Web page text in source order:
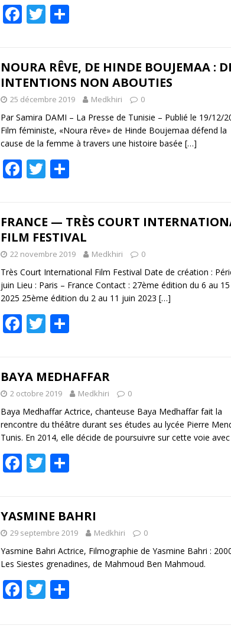
F
b
o
o
k
T
er g
er
NOURA RÊVE, DE HINDE BOUJEMAA :
INTENTIONS NON ABOUTIES
25 décembre 2019 Medkhiri 0
Par Samira DAMI – La Presse de Tunisie – Publié le 19/12/
Film féministe, «Noura rêve» de Hinde Boujemaa défend la
cause de la femme à travers une histoire basée […]
F
b
o
o
k
T
er g
er
FRANCE — TRÈS COURT
FILM FESTIVAL
22 novembre 2019 Medkhiri 0
Très Court International Film Festival Date de création :
juin Lieu : Paris – France Contact : 27ème édition du 6 au
2025 25ème édition du 2 au 11 juin 2023 […]
F
b
o
o
k
T
er g
er
BAYA MEDHAFFAR
2 octobre 2019 Medkhiri 0
Baya Medhaffar Actrice, chanteuse Baya Medhaffar fait la
rencontre du théâtre durant ses études au lycée Pierre
Tunis. En 2014, elle décide de poursuivre sur cette voie avec
F
b
o
o
k
T
er g
er
YASMINE BAHRI
29 septembre 2019 Medkhiri 0
Yasmine Bahri Actrice, Filmographie de Yasmine Bahri :
Les Siestes grenadines, de Mahmoud Ben Mahmoud.
F T